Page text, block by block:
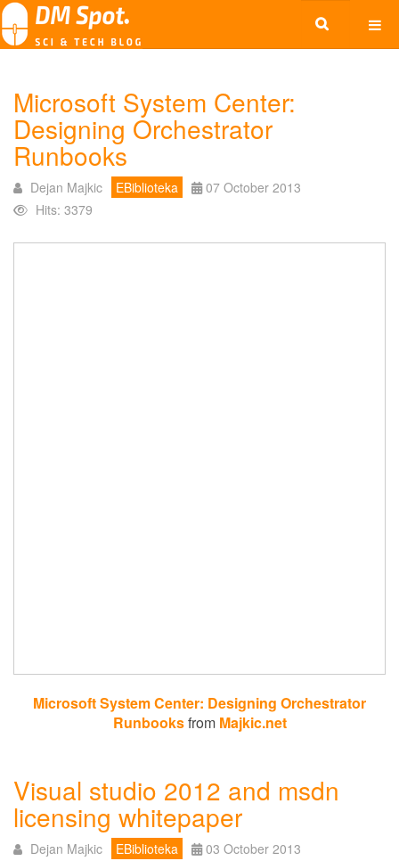
Microsoft System Center:
Designing Orchestrator
Runbooks
Dejan Majkic EBiblioteka
07 October 2013
Hits: 3379
Microsoft System Center: Designing Orchestrator
Runbooksfrom Majkic.net
Visual studio 2012 and msdn
licensing whitepaper
Dejan Majkic EBiblioteka
03 October 2013